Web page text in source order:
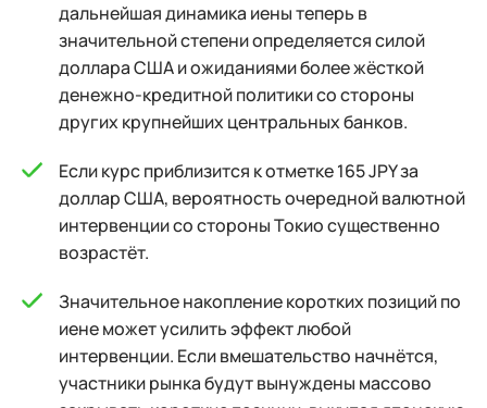
дальнейшая динамика иены теперь в
значительной степени определяется силой
доллара США и ожиданиями более жёсткой
денежно-кредитной политики со стороны
других крупнейших центральных банков.
Если курс приблизится к отметке 165 JPY за
доллар США, вероятность очередной валютной
интервенции со стороны Токио существенно
возрастёт.
Значительное накопление коротких позиций по
иене может усилить эффект любой
интервенции. Если вмешательство начнётся,
участники рынка будут вынуждены массово